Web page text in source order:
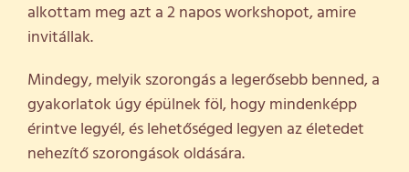
alkottam meg azt a 2 napos workshopot, amire
invitállak.
Mindegy, melyik szorongás a legerősebb benned, a
gyakorlatok úgy épülnek föl, hogy mindenképp
érintve legyél, és lehetőséged legyen az életedet
nehezítő szorongások oldására.